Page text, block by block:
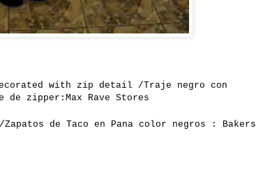
with zip detail /Traje negro con
de zipper:Max Rave Stores
de Taco en Pana color negros : Bakers